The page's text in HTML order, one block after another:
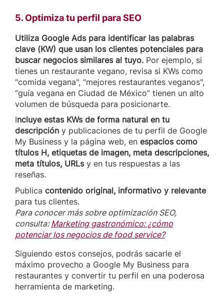
5. Optimiza tu perfil para SEO
Utiliza Google Ads para identificar las palabras
clave (KW) que usan los clientes potenciales para
buscar negocios similares al tuyo. Por ejemplo, si
tienes un restaurante vegano, revisa si KWs como
"comida vegana", "mejores restaurantes veganos",
“guía vegana en Ciudad de México” tienen un alto
volumen de búsqueda para posicionarte.
Incluye estas KWs de forma natural en tu
descripción y publicaciones de tu perfil de Google
My Business y la página web, en espacios como
títulos H, etiquetas de imagen, meta descripciones,
meta títulos, URLsy en tus respuestas a las
reseñas.
Publica contenido original, informativo y relevante
para tus clientes.
Para conocer más sobre optimización SEO,
consulta: Marketing gastronómico: ¿cómo
potenciar los negocios de food service?
Siguiendo estos consejos, podrás sacarle el
máximo provecho a Google My Business para
restaurantes y convertir tu perfil en una poderosa
herramienta de marketing.